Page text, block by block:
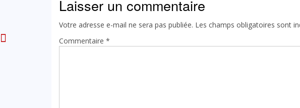
Laisser un commentaire
Votre adresse e-mail ne sera pas publiée. Les champs obligatoires sont
Commentaire *